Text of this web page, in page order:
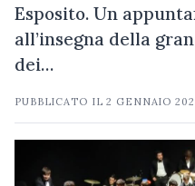
Esposito. Un
all’insegna della
dei…
PUBBLICATO IL2 GENNAIO